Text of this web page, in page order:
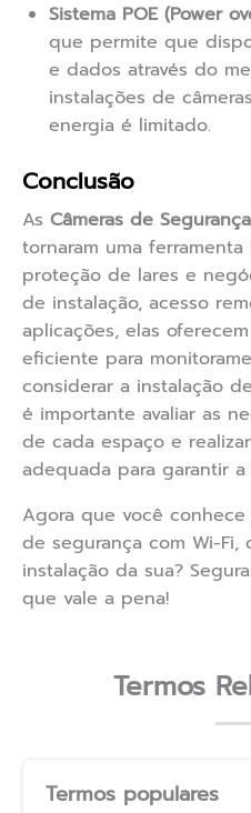
Sistema POE (Power
que permite que
e dados através do
instalações de
energia é limitado.
Conclusão
As Câmeras de
tornaram uma
proteção de lares e
de instalação, acesso
aplicações, elas
eficiente para
considerar a instalação
é importante avaliar as
de cada espaço e
adequada para garantir
Agora que você
de segurança com Wi-Fi,
instalação da sua?
que vale a pena!
Termos
Termos populares